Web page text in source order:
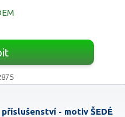
- motiv ŠEDÉ